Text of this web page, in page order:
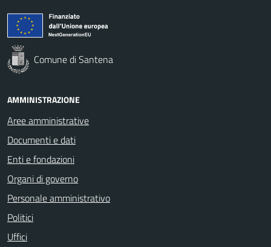
Comune di Santena
AMMINISTRAZIONE
Aree amministrative
Documenti e dati
Enti e fondazioni
Organi di governo
Personale amministrativo
Politici
Uffici